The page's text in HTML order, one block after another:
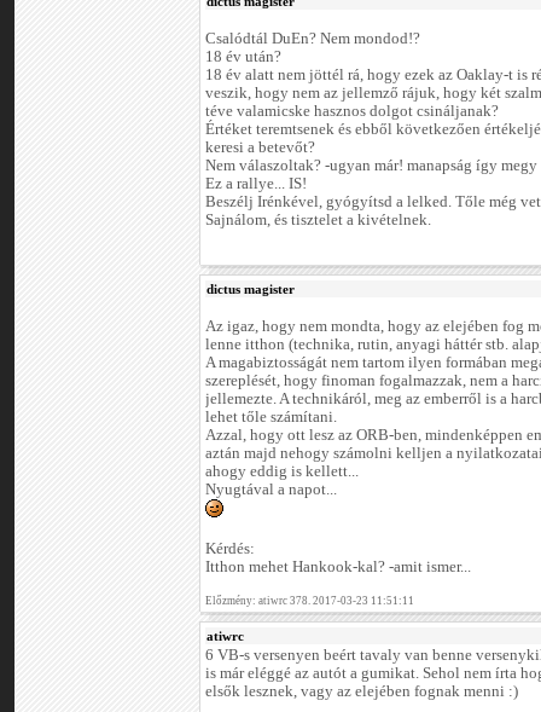
Csalódtál DuEn? Nem mondod!?
18 év után?
18 év alatt nem jöttél rá, hogy ezek az Oaklay-t is
veszik, hogy nem az jellemző rájuk, hogy két
téve valamicske hasznos dolgot csináljanak?
Értéket teremtsenek és ebből következően
keresi a betevőt?
Nem válaszoltak? -ugyan már! manapság így
Ez a rallye... IS!
Beszélj Irénkével, gyógyítsd a lelked. Tőle még
Sajnálom, és tisztelet a kivételnek.
dictus magister
Az igaz, hogy nem mondta, hogy az elejében fog
lenne itthon (technika, rutin, anyagi háttér stb.
A magabiztosságát nem tartom ilyen formában
szereplését, hogy finoman fogalmazzak, nem a
jellemezte. A technikáról, meg az emberről is a
lehet tőle számítani.
Azzal, hogy ott lesz az ORB-ben, mindenképpen
aztán majd nehogy számolni kelljen a
ahogy eddig is kellett...
Nyugtával a napot...
Kérdés:
Itthon mehet Hankook-kal? -amit ismer...
Előzmény: atiwrc 378. 2017-03-23 11:51:11
atiwrc
6 VB-s versenyen beért tavaly van benne
is már eléggé az autót a gumikat. Sehol nem írta
elsők lesznek, vagy az elejében fognak menni :)